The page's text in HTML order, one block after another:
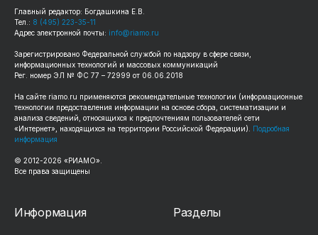
Главный редактор: Богдашкина Е.В.
Тел.: 8 (495) 223-35-11
Адрес электронной почты: info@riamo.ru
Зарегистрировано Федеральной службой по надзору в сфере связи,
информационных технологий и массовых коммуникаций
Рег. номер ЭЛ № ФС 77 – 72999 от 06.06.2018
На сайте riamo.ru применяются рекомендательные технологии (информационные
технологии предоставления информации на основе сбора, систематизации и
анализа сведений, относящихся к предпочтениям пользователей сети
«Интернет», находящихся на территории Российской Федерации).
Подробная
информация
© 2012-2026 «РИАМО».
Все права защищены
Информация Разделы